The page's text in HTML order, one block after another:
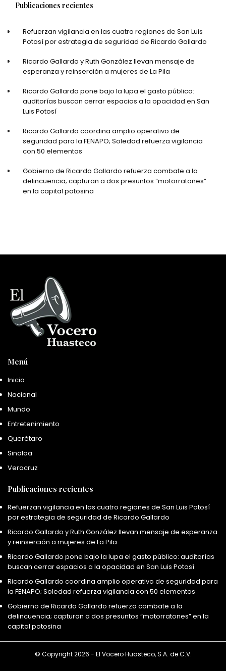
Publicaciones recientes
Refuerzan vigilancia en las cuatro regiones de San Luis
Potosí por estrategia de seguridad de Ricardo Gallardo
Ricardo Gallardo y Ruth González llevan mensaje de
esperanza y reinserción a mujeres de La Pila
Ricardo Gallardo pone bajo la lupa el gasto público:
auditorías buscan cerrar espacios a la opacidad en San
Luis Potosí
Ricardo Gallardo coordina amplio operativo de
seguridad para la FENAPO; Soledad refuerza vigilancia
con 50 elementos
Gobierno de Ricardo Gallardo refuerza combate a la
delincuencia; capturan a dos presuntos “motorratones”
en la capital potosina
Menú
Inicio
Nacional
Mundo
Entretenimiento
Querétaro
Sinaloa
Veracruz
Publicaciones recientes
Refuerzan vigilancia en las cuatro regiones de San Luis Potosí
por estrategia de seguridad de Ricardo Gallardo
Ricardo Gallardo y Ruth González llevan mensaje de esperanza
y reinserción a mujeres de La Pila
Ricardo Gallardo pone bajo la lupa el gasto público: auditorías
buscan cerrar espacios a la opacidad en San Luis Potosí
Ricardo Gallardo coordina amplio operativo de seguridad para
la FENAPO; Soledad refuerza vigilancia con 50 elementos
Gobierno de Ricardo Gallardo refuerza combate a la
delincuencia; capturan a dos presuntos “motorratones” en la
capital potosina
© Copyright 2026 - El Vocero Huasteco, S.A. de C.V.